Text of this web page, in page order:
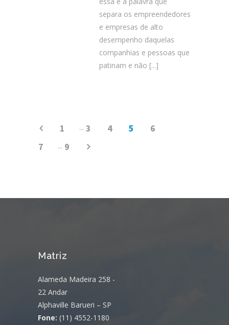
separa os empreendedores
e empresas de alto
desempenho daquelas
companhias e pessoas que
patinam e não [...]
1 ... 3 4 5
6
7
... 9
Matriz
Alameda Madeira 258 -
22 Andar
Alphaville Barueri – SP
Fone: (11) 4552-1180